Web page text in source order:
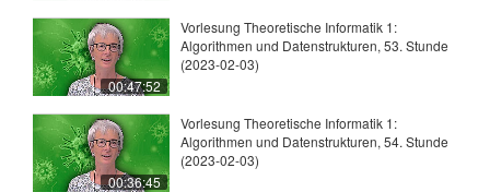
00:47:52
Vorlesung Theoretische Informatik 1:
Algorithmen und Datenstrukturen, 53. Stunde
(2023-02-03)
00:36:45
Vorlesung Theoretische Informatik 1:
Algorithmen und Datenstrukturen, 54. Stunde
(2023-02-03)